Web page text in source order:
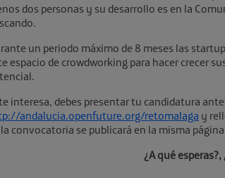
dos personas y su desarrollo es en la
un periodo máximo de 8 meses las
espacio de crowdworking para hacer crecer
interesa, debes presentar tu candidatura
andalucia.openfuture.org/retomalaga y
la convocatoria se publicará en la misma
¿A qué